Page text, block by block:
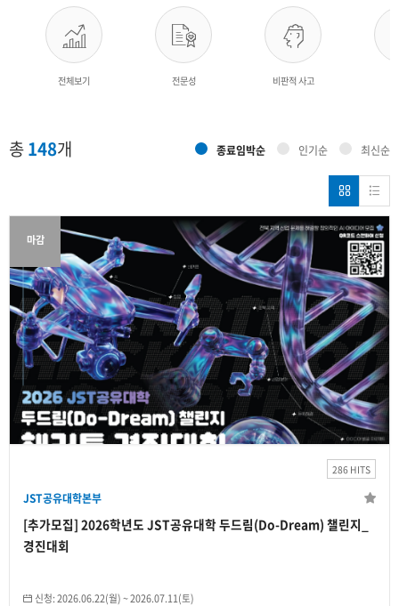
전체보기 전문성 비판적 사고
총148개 종료임박순 인기순 최신순
마감
286 HITS
JST공유대학본부
[추가모집] 2026학년도 JST공유대학 두드림(Do-Dream) 챌린지_
경진대회
신청:2026.06.22(월)~2026.07.11(토)
JST공유대학본부
[추가모집] 2026학년도 JST공유대학 두드림
(Do-Dream) 챌린지_경진대회
0/50명